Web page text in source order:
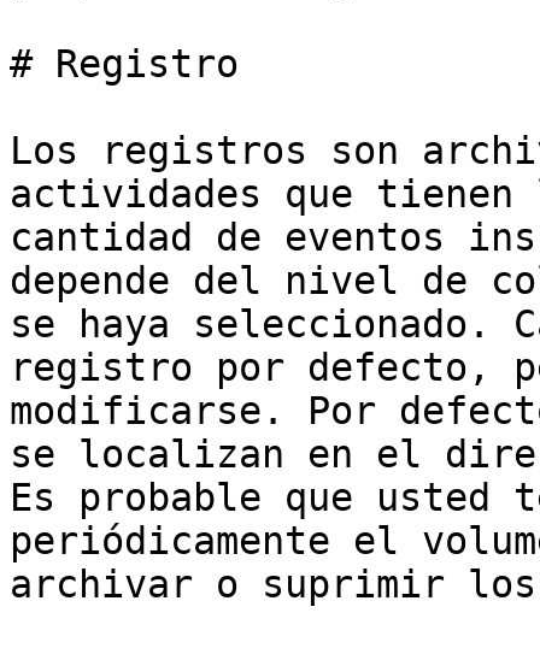
# Registro
Los registros son
actividades que tienen
cantidad de eventos
depende del nivel de
se haya seleccionado.
registro por defecto,
modificarse. Por
se localizan en el
Es probable que usted
periódicamente el
archivar o suprimir los